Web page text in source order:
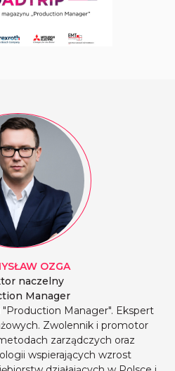
OZGA
naczelny
Manager
"Production Manager". Ekspert
Zwolennik i promotor
zarządczych oraz
wspierających wzrost